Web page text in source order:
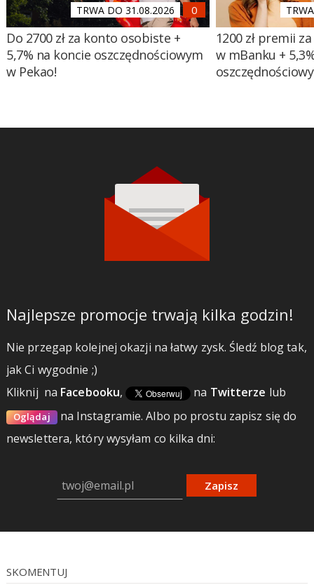
TRWA DO 31.08.2026
Do 2700 zł za konto osobiste +
5,7% na koncie oszczędnościowym
w Pekao!
1200 zł premii
w mBanku +
Najlepsze promocje trwają kilka godzin!
Nie przegap kolejnej okazji na łatwy zysk. Śledź blog tak,
jak Ci wygodnie ;)
Kliknij na Facebooku, na Twitterze lub
Oglądaj na Instagramie.Albo po prostu zapisz się do
newslettera, który wysyłam co kilka dni:
Zapisz
SKOMENTUJ